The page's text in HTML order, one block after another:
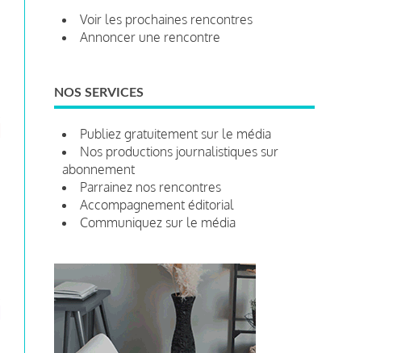
Voir les prochaines rencontres
Annoncer une rencontre
NOS SERVICES
Publiez gratuitement sur le média
Nos productions journalistiques sur
abonnement
Parrainez nos rencontres
Accompagnement éditorial
Communiquez sur le média